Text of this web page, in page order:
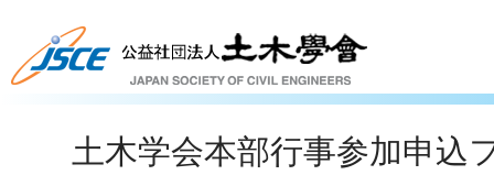
土木学会本部行事参加申込